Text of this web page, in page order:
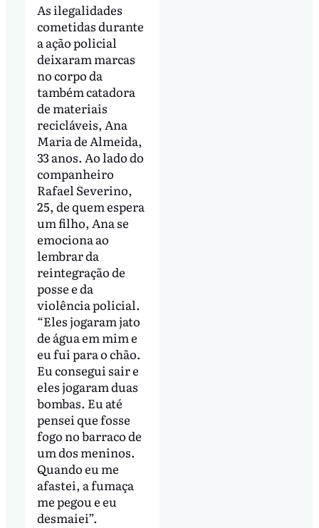
As ilegalidades
cometidas durante
a ação policial
deixaram marcas
no corpo da
também catadora
de materiais
recicláveis, Ana
Maria de Almeida,
33 anos. Ao lado do
companheiro
Rafael Severino,
25, de quem espera
um filho, Ana se
emociona ao
lembrar da
reintegração de
posse e da
violência policial.
“Eles jogaram jato
de água em mim e
eu fui para o chão.
Eu consegui sair e
eles jogaram duas
bombas. Eu até
pensei que fosse
fogo no barraco de
um dos meninos.
Quando eu me
afastei, a fumaça
me pegou e eu
desmaiei”.